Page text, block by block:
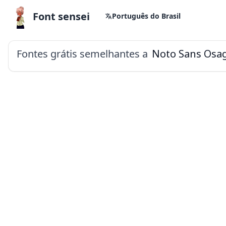
Font sensei Português do Brasil
Fontes grátis semelhantes a Noto Sans